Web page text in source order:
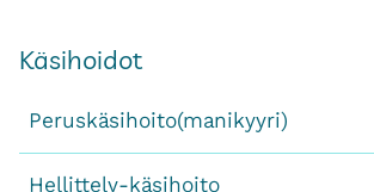
Käsihoidot
Peruskäsihoito(manikyyri)
Hellittely-käsihoito